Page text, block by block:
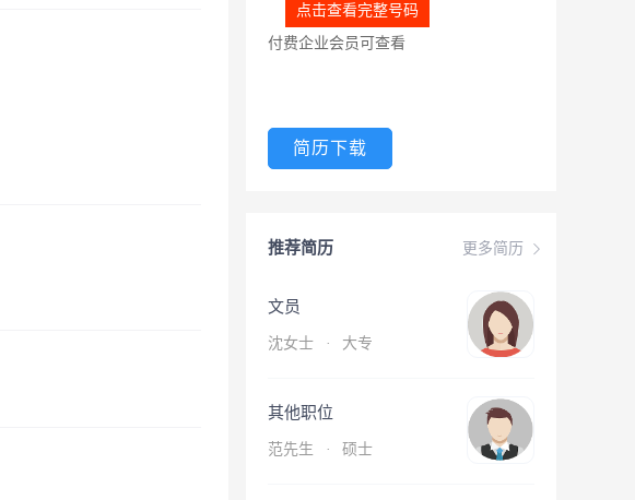
点击查看完整号码
付费企业会员可查看
简历下载
更多简历
推荐简历
文员
沈女士 · 大专
其他职位
范先生 · 硕士